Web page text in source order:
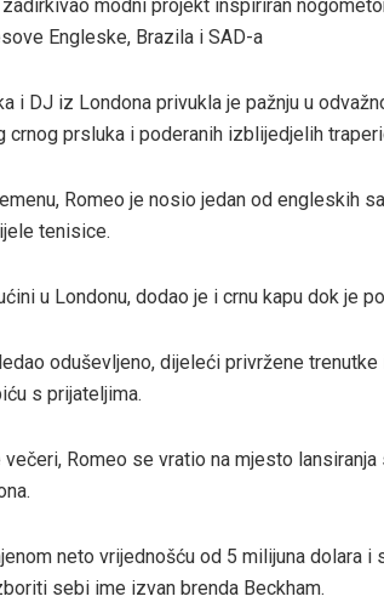
zadirkivao modni projekt inspiriran
Engleske, Brazila i SAD-a
i DJ iz Londona privukla je pažnju u
crnog prsluka i poderanih izblijedjelih
Romeo je nosio jedan od engleskih
tenisice.
u Londonu, dodao je i crnu kapu dok je
oduševljeno, dijeleći privržene
s prijateljima.
večeri, Romeo se vratio na mjesto
neto vrijednošću od 5 milijuna dolara
sebi ime izvan brenda Beckham.